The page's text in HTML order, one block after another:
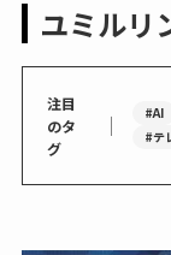
ユミルリ
注目
のタ
グ
｜ #AI
#テ